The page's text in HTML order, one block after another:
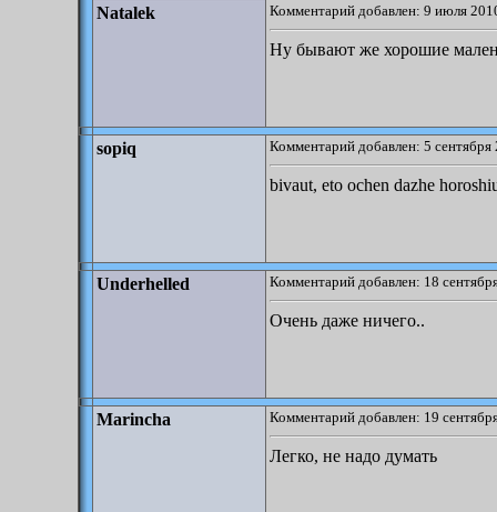
Natalek Комментарий добавлен: 9 июля
Ну бывают же хорошие
sopiq Комментарий добавлен: 5
bivaut, eto ochen dazhe
Underhelled Комментарий добавлен: 18
Очень даже ничего..
Marincha Комментарий добавлен: 19
Легко, не надо думать